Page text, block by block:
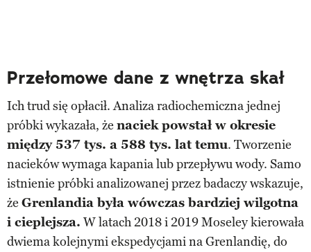
Przełomowe dane z wnętrza skał
Ich trud się opłacił. Analiza radiochemiczna jednej
próbki wykazała, że naciek powstał w okresie
między 537 tys. a 588 tys. lat temu. Tworzenie
nacieków wymaga kapania lub przepływu wody. Samo
istnienie próbki analizowanej przez badaczy wskazuje,
że Grenlandia była wówczas bardziej wilgotna
i cieplejsza. W latach 2018 i 2019 Moseley kierowała
dwiema kolejnymi ekspedycjami na Grenlandię, do